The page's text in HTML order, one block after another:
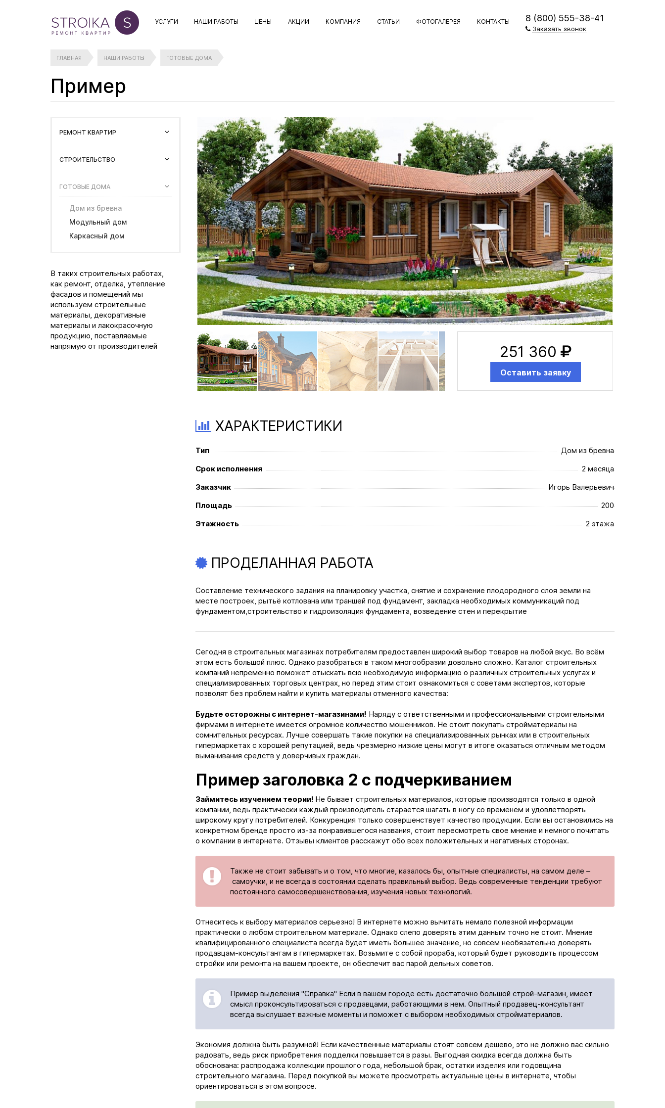
УСЛУГИ НАШИ РАБОТЫ ЦЕНЫ АКЦИИ КОМПАНИЯ СТАТЬИ ФОТОГАЛЕРЕЯ КОНТАКТЫ 8 (800) 555-38-41
Заказать звонок
ГЛАВНАЯ НАШИ РАБОТЫ ГОТОВЫЕ ДОМА
Пример
РЕМОНТ КВАРТИР
СТРОИТЕЛЬСТВО
ГОТОВЫЕ ДОМА
Дом из бревна
Модульный дом
Каркасный дом
В таких строительных работах,
как ремонт, отделка, утепление
фасадов и помещений мы
используем строительные
материалы, декоративные
материалы и лакокрасочную
продукцию, поставляемые
напрямую от производителей
251 360
Оставить заявку
ХАРАКТЕРИСТИКИ
Тип
Дом из бревна
Срок исполнения
2 месяца
Заказчик
Игорь Валерьевич
Площадь
200
Этажность
2 этажа
ПРОДЕЛАННАЯ РАБОТА
Составление технического задания на планировку участка, снятие и сохранение плодородного слоя земли на
месте построек, рытьё котлована или траншей под фундамент, закладка необходимых коммуникаций под
фундаментом,строительство и гидроизоляция фундамента, возведение стен и перекрытие
Сегодня в строительных магазинах потребителям предоставлен широкий выбор товаров на любой вкус. Во всём
этом есть большой плюс. Однако разобраться в таком многообразии довольно сложно. Каталог строительных
компаний непременно поможет отыскать всю необходимую информацию о различных строительных услугах и
специализированных торговых центрах, но перед этим стоит ознакомиться с советами экспертов, которые
позволят без проблем найти и купить материалы отменного качества:
Будьте осторожны с интернет-магазинами! Наряду с ответственными и профессиональными строительными
фирмами в интернете имеется огромное количество мошенников. Не стоит покупать стройматериалы на
сомнительных ресурсах. Лучше совершать такие покупки на специализированных рынках или в строительных
гипермаркетах с хорошей репутацией, ведь чрезмерно низкие цены могут в итоге оказаться отличным методом
выманивания средств у доверчивых граждан.
Пример заголовка 2 с подчеркиванием
Займитесь изучением теории! Не бывает строительных материалов, которые производятся только в одной
компании, ведь практически каждый производитель старается шагать в ногу со временем и удовлетворять
широкому кругу потребителей. Конкуренция только совершенствует качество продукции. Если вы остановились на
конкретном бренде просто из-за понравившегося названия, стоит пересмотреть свое мнение и немного почитать
о компании в интернете. Отзывы клиентов расскажут обо всех положительных и негативных сторонах.
Также не стоит забывать и о том, что многие, казалось бы, опытные специалисты, на самом деле –
самоучки, и не всегда в состоянии сделать правильный выбор. Ведь современные тенденции требуют
постоянного самосовершенствования, изучения новых технологий.
Отнеситесь к выбору материалов серьезно! В интернете можно вычитать немало полезной информации
практически о любом строительном материале. Однако слепо доверять этим данным точно не стоит. Мнение
квалифицированного специалиста всегда будет иметь большее значение, но совсем необязательно доверять
продавцам-консультантам в гипермаркетах. Возьмите с собой прораба, который будет руководить процессом
стройки или ремонта на вашем проекте, он обеспечит вас парой дельных советов.
Пример выделения "Справка" Если в вашем городе есть достаточно большой строй-магазин, имеет
смысл проконсультироваться с продавцами, работающими в нем. Опытный продавец-консультант
всегда выслушает важные моменты и поможет с выбором необходимых стройматериалов.
Экономия должна быть разумной! Если качественные материалы стоят совсем дешево, это не должно вас сильно
радовать, ведь риск приобретения подделки повышается в разы. Выгодная скидка всегда должна быть
обоснована: распродажа коллекции прошлого года, небольшой брак, остатки изделия или годовщина
строительного магазина. Перед покупкой вы можете просмотреть актуальные цены в интернете, чтобы
ориентироваться в этом вопросе.